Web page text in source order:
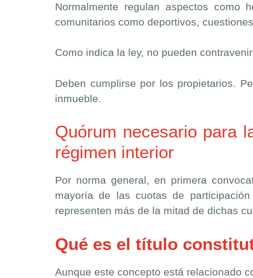
Normalmente regulan aspectos
comunitarios como deportivos,
Como indica la ley, no pueden
Deben cumplirse por los propietarios.
inmueble.
Quórum necesario para
régimen interior
Por norma general, en primera
mayoría de las cuotas de
representen más de la mitad de dichas
Qué es el título
Aunque este concepto está relacionado